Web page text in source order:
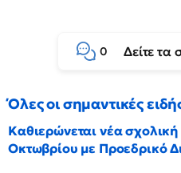
0 Δείτε τα
Όλες οι σημαντικές
Καθιερώνεται νέα σχολική
Οκτωβρίου με Προεδρικό